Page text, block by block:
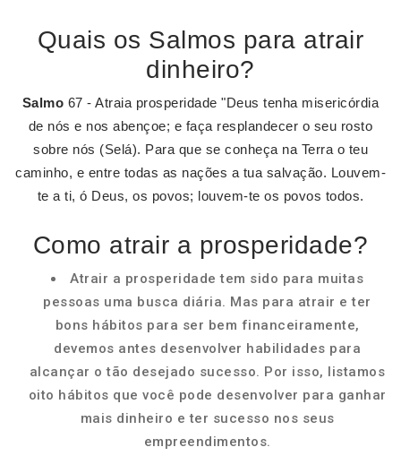
Quais os Salmos para atrair
dinheiro?
Salmo 67 - Atraia prosperidade "Deus tenha misericórdia
de nós e nos abençoe; e faça resplandecer o seu rosto
sobre nós (Selá). Para que se conheça na Terra o teu
caminho, e entre todas as nações a tua salvação. Louvem-
te a ti, ó Deus, os povos; louvem-te os povos todos.
Como atrair a prosperidade?
Atrair a prosperidade tem sido para muitas
pessoas uma busca diária. Mas para atrair e ter
bons hábitos para ser bem financeiramente,
devemos antes desenvolver habilidades para
alcançar o tão desejado sucesso. Por isso, listamos
oito hábitos que você pode desenvolver para ganhar
mais dinheiro e ter sucesso nos seus
empreendimentos.